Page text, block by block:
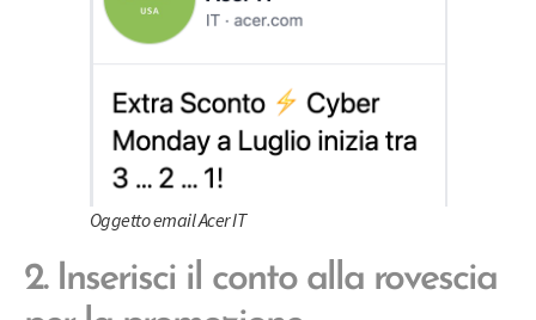
Oggetto email Acer IT
2. Inserisci il conto alla rovescia